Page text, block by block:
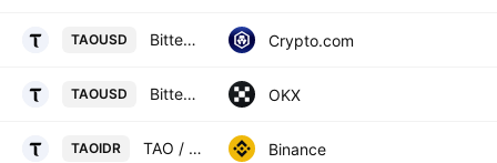
TAOUSD Bittensor / USD Crypto.com
TAOUSD Bittensor/USD OKX
TAOIDR TAO / IDR Binance